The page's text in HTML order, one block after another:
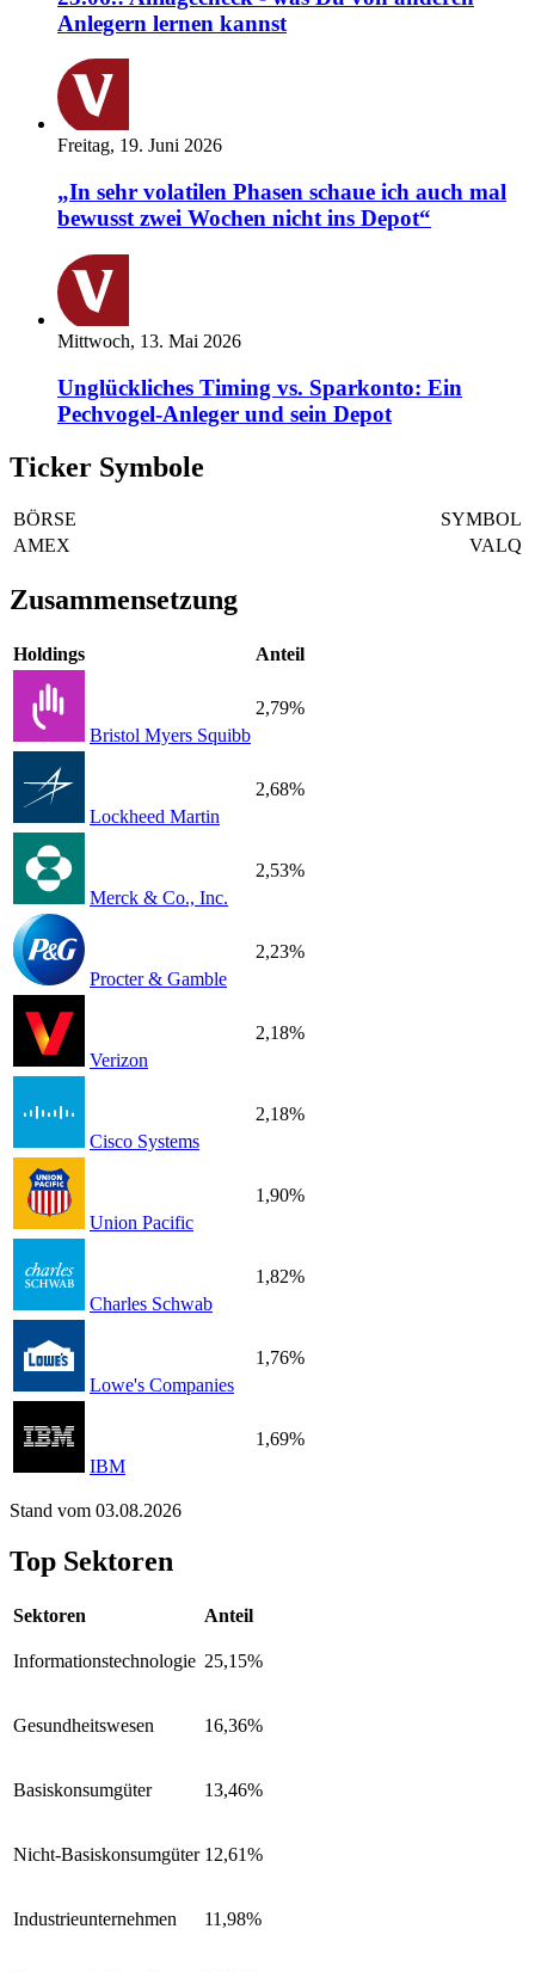
Anlegern lernen kannst
Freitag, 19. Juni 2026
„In sehr volatilen Phasen schaue ich auch mal
bewusst zwei Wochen nicht ins Depot“
Mittwoch, 13. Mai 2026
Unglückliches Timing vs. Sparkonto: Ein
Pechvogel-Anleger und sein Depot
Ticker Symbole
BÖRSE
SYMBOL
AMEX
VALQ
Zusammensetzung
Holdings Anteil
Bristol Myers Squibb
2,79%
Lockheed Martin
2,68%
Merck & Co., Inc.
2,53%
Procter & Gamble
2,23%
Verizon
2,18%
Cisco Systems
2,18%
Union Pacific
1,90%
Charles Schwab
1,82%
Lowe's Companies
1,76%
IBM
1,69%
Stand vom 03.08.2026
Top Sektoren
Sektoren Anteil
Informationstechnologie 25,15%
Gesundheitswesen 16,36%
Basiskonsumgüter 13,46%
Nicht-Basiskonsumgüter 12,61%
Industrieunternehmen 11,98%